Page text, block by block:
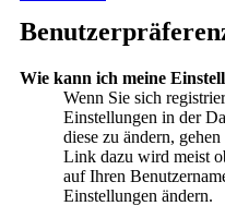
Wie kann ich meine
Wenn Sie sich
Einstellungen in der
diese zu ändern,
Link dazu wird meist
auf Ihren
Einstellungen ändern.